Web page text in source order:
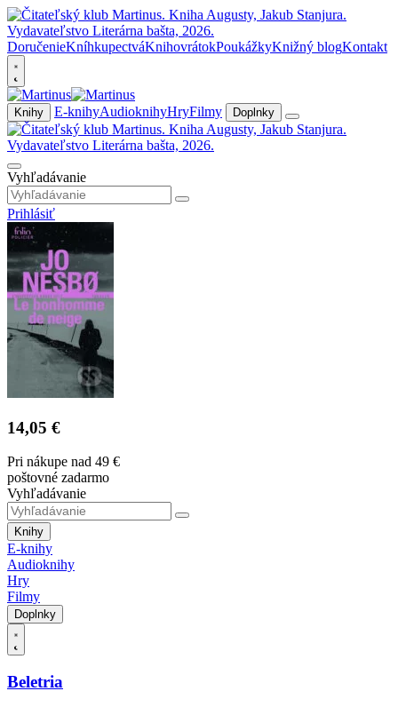
DoručenieKníhkupectváKnihovrátokPoukážkyKnižný blogKontakt
Knihy E-knihyAudioknihyHryFilmy Doplnky
Vyhľadávanie
Prihlásiť
14,05 €
Pri nákupe nad 49 €
poštovné zadarmo
Vyhľadávanie
Knihy
E-knihy
Audioknihy
Hry
Filmy
Doplnky
Beletria